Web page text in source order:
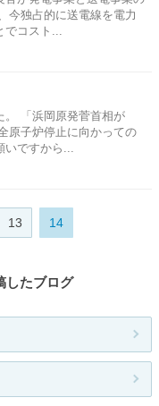
今独占的に送電線を電力
コスト...
。 「浜岡原発菅首相が
原子炉停止に向かっての
ですから...
13 14
したブログ